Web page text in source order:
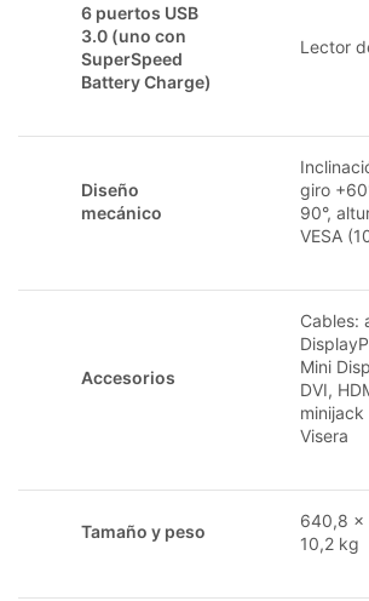
6 puertos USB
3.0 (uno con
SuperSpeed
Battery Charge)
Lector
Diseño
mecánico
giro
90°,
VESA
Accesorios
Cables:
Mini
DVI,
Visera
Tamaño y peso
640,8 x
10,2 kg